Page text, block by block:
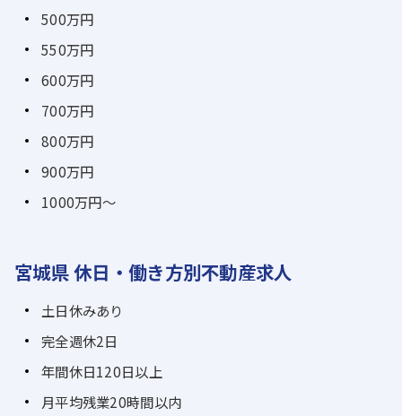
500万円
550万円
600万円
700万円
800万円
900万円
1000万円～
宮城県 休日・働き方別不動産求人
土日休みあり
完全週休2日
年間休日120日以上
月平均残業20時間以内